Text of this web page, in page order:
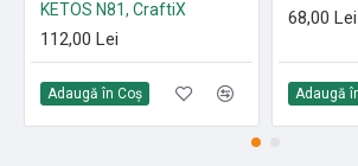
KETOS N81, CraftiX
112,00 Lei
Adaugă în Coş
68,00 Lei
Adaugă